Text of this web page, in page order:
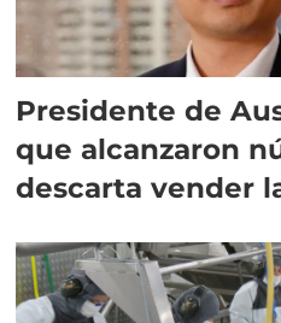
Presidente de
que alcanzaron
descarta vender